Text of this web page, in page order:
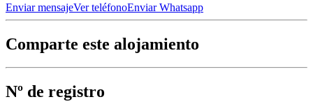
Enviar mensajeVer teléfonoEnviar Whatsapp
Comparte este alojamiento
Nº de registro